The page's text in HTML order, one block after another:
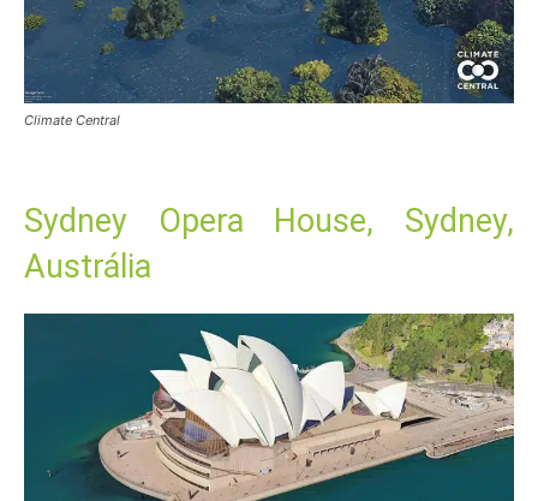
Climate Central
Sydney Opera House, Sydney,
Austrália